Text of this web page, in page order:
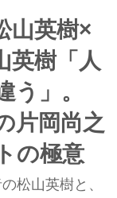
いたゼロから
苦境に挑ん
優勝、そして
み取った原動
ローボール」
か。月刊ゴル
、その再起
みんなのゴル
山英樹×
英樹「人
う」。
片岡尚之
の極意
松山英樹と、